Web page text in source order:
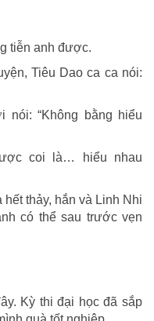
tiễn anh được.
Tiêu Dao ca ca nói:
nói: “Không bằng hiểu
coi là… hiểu nhau
thảy, hắn và Linh Nhi
có thể sau trước vẹn
Kỳ thi đại học đã sắp